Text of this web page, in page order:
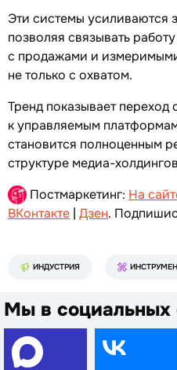
Эти системы усиливаются
позволяя связывать
с продажами и
не только с охватом.
Тренд показывает переход
к управляемым
становится полноценным
структуре медиа-
Постмаркетинг: На
ВКонтакте | Дзен.
ИНДУСТРИЯ
Мы в социальных